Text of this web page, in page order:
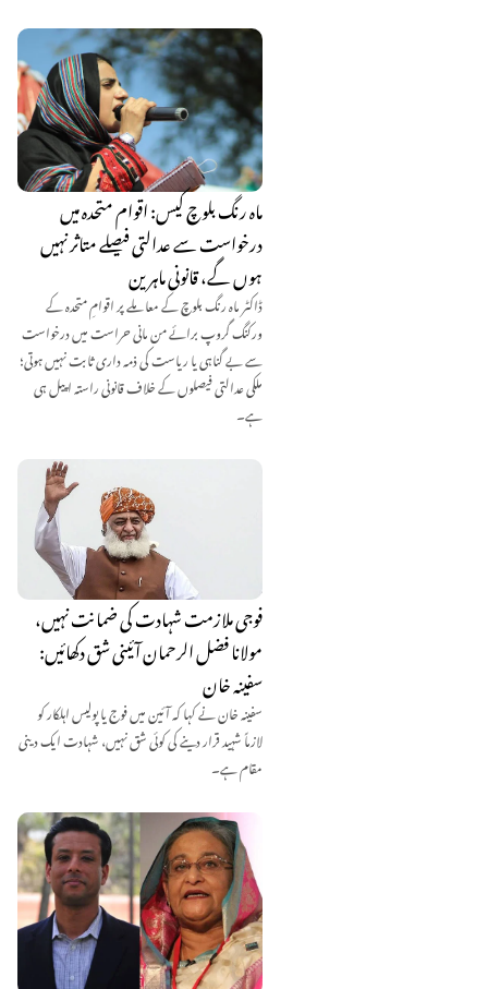
ماہ رنگ بلوچ کیس: اقوام متحدہ میں
درخواست سے عدالتی فیصلے متاثر نہیں
ہوں گے، قانونی ماہرین
ڈاکٹر ماہ رنگ بلوچ کے معاملے پر اقوامِ متحدہ کے
ورکنگ گروپ برائے من مانی حراست میں درخواست
سے بے گناہی یا ریاست کی ذمہ داری ثابت نہیں ہوتی؛
ملکی عدالتی فیصلوں کے خلاف قانونی راستہ اپیل ہی
ہے۔
فوجی ملازمت شہادت کی ضمانت نہیں،
مولانا فضل الرحمان آئینی شق دکھائیں:
سفینہ خان
سفینہ خان نے کہا کہ آئین میں فوج یا پولیس اہلکار کو
لازماً شہید قرار دینے کی کوئی شق نہیں، شہادت ایک دینی
مقام ہے۔